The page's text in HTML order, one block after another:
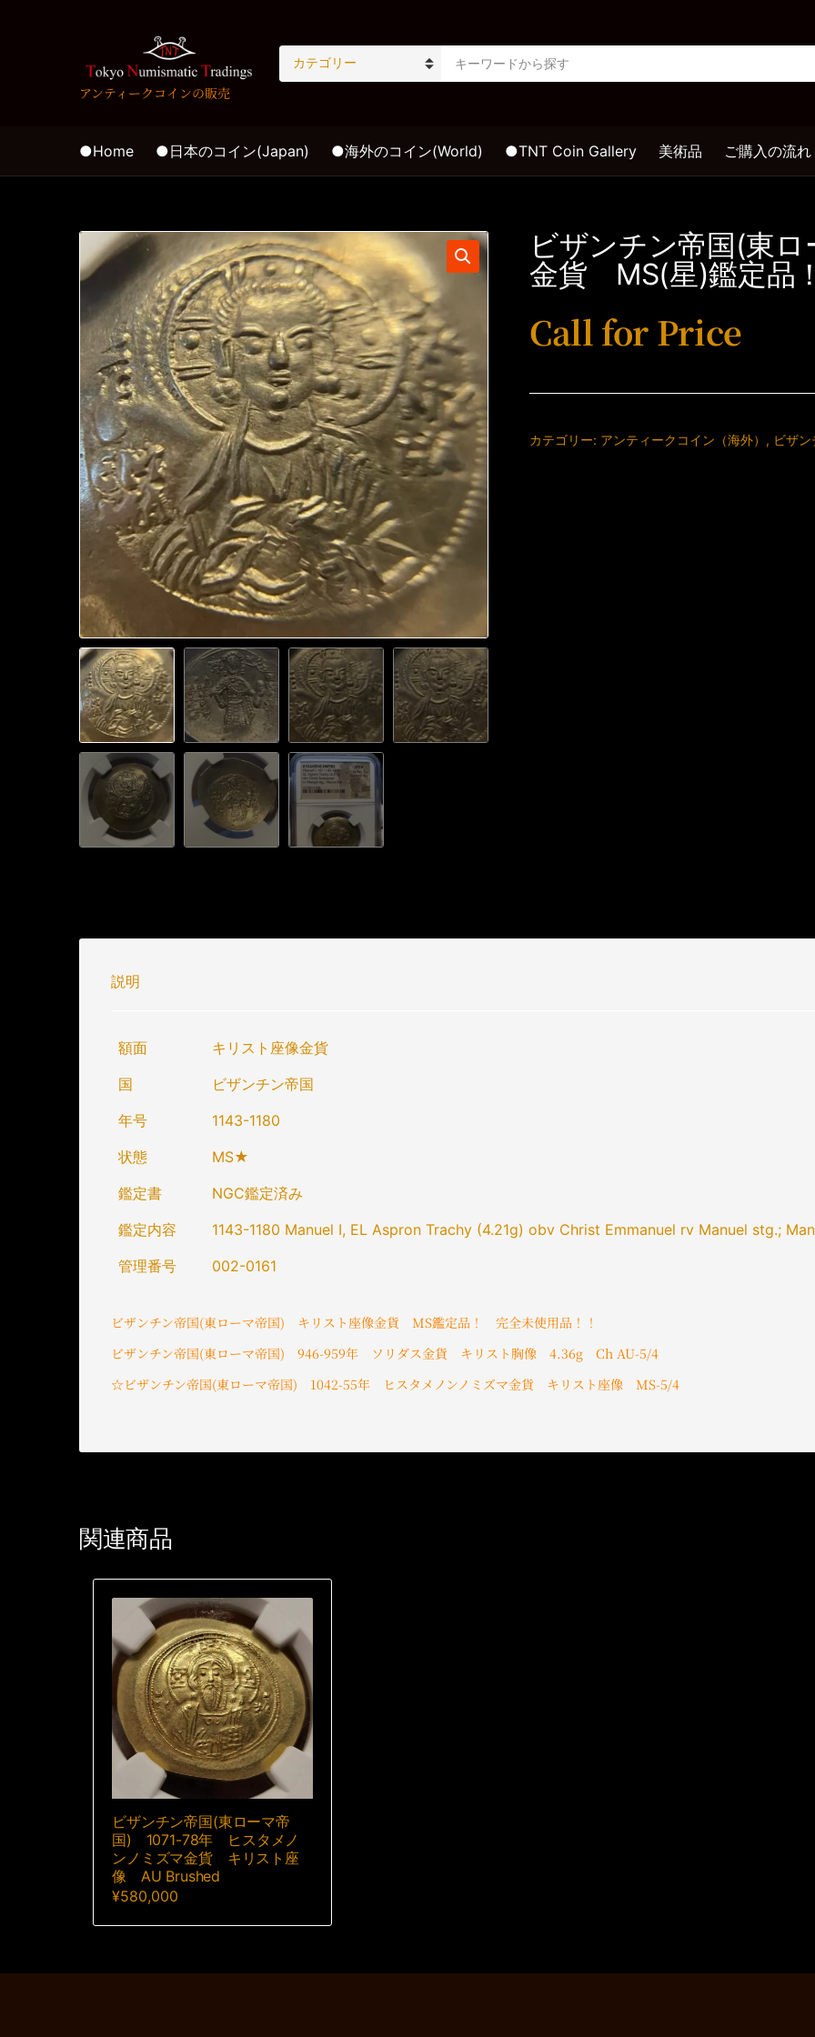
アンティークコインの販売
g
o
r
a
m
e
h
p
r
u
●Home ●日本のコイン(Japan) ●海外のコイン(World) ●TNT Coin Gallery 美術品 ご購入の流れ
ビザンチン帝国(東
金貨 MS(星)鑑定品
Call for Price
カテゴリー: アンティークコイン（海外） , ビザン
説明
額面
キリスト座像金貨
国
ビザンチン帝国
年号
1143-1180
状態
MS★
鑑定書
NGC鑑定済み
鑑定内容
1143-1180 Manuel I, EL Aspron Trachy (4.21g) obv Christ Emmanuel rv Manuel stg.;
管理番号
002-0161
ビザンチン帝国(東ローマ帝国) キリスト座像金貨 MS鑑定品！ 完全未使用品！！
ビザンチン帝国(東ローマ帝国) 946-959年 ソリダス金貨 キリスト胸像 4.36g Ch AU-5/4
☆ビザンチン帝国(東ローマ帝国) 1042-55年 ヒスタメノンノミズマ金貨 キリスト座像 MS-5/4
関連商品
ビザンチン帝国(東ローマ帝
国) 1071-78年 ヒスタメノ
ンノミズマ金貨 キリスト座
像 AU Brushed
¥580,000